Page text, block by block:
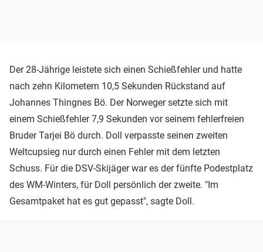
Der 28-Jährige leistete sich einen Schießfehler und hatte
nach zehn Kilometern 10,5 Sekunden Rückstand auf
Johannes Thingnes Bö. Der Norweger setzte sich mit
einem Schießfehler 7,9 Sekunden vor seinem fehlerfreien
Bruder Tarjei Bö durch. Doll verpasste seinen zweiten
Weltcupsieg nur durch einen Fehler mit dem letzten
Schuss. Für die DSV-Skijäger war es der fünfte Podestplatz
des WM-Winters, für Doll persönlich der zweite. "Im
Gesamtpaket hat es gut gepasst", sagte Doll.